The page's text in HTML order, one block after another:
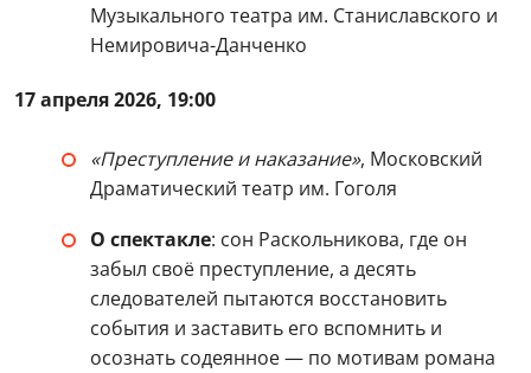
Музыкального театра им. Станиславского и
Немировича-Данченко
17 апреля 2026, 19:00
«Преступление и наказание», Московский
Драматический театр им. Гоголя
О спектакле: сон Раскольникова, где он
забыл своё преступление, а десять
следователей пытаются восстановить
события и заставить его вспомнить и
осознать содеянное — по мотивам романа